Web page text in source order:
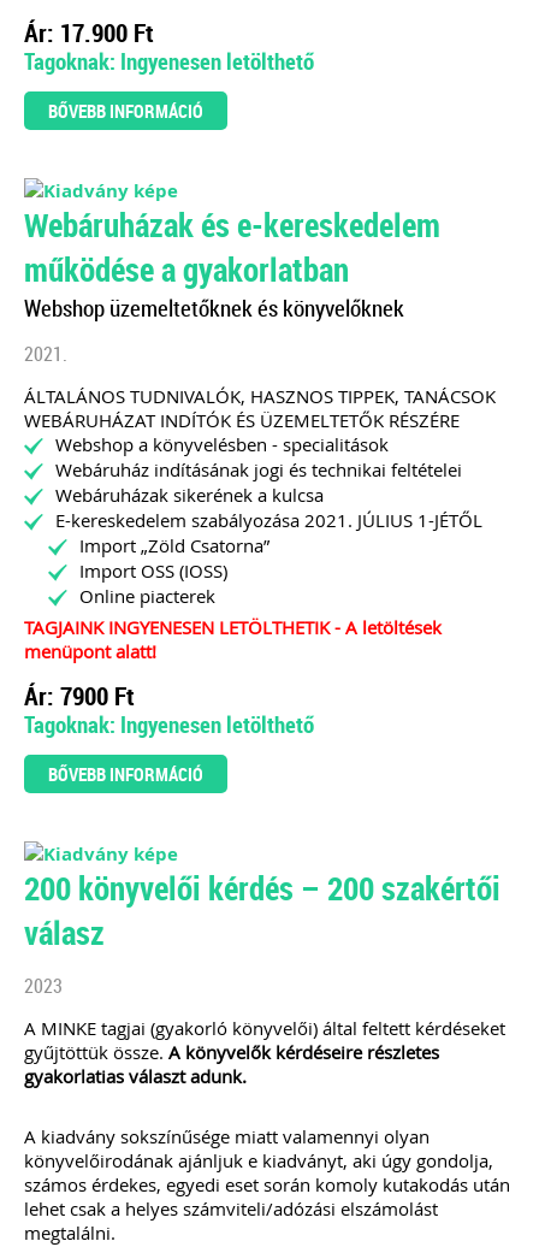
Ár: 17.900 Ft
Tagoknak: Ingyenesen letölthető
BŐVEBB INFORMÁCIÓ
Webáruházak és e-kereskedelem
működése a gyakorlatban
Webshop üzemeltetőknek és könyvelőknek
2021.
ÁLTALÁNOS TUDNIVALÓK, HASZNOS TIPPEK, TANÁCSOK
WEBÁRUHÁZAT INDÍTÓK ÉS ÜZEMELTETŐK RÉSZÉRE
Webshop a könyvelésben - specialitások
Webáruház indításának jogi és technikai feltételei
Webáruházak sikerének a kulcsa
E-kereskedelem szabályozása 2021. JÚLIUS 1-JÉTŐL
Import „Zöld Csatorna”
Import OSS (IOSS)
Online piacterek
TAGJAINK INGYENESEN LETÖLTHETIK - A letöltések
menüpont alatt!
Ár: 7900 Ft
Tagoknak: Ingyenesen letölthető
BŐVEBB INFORMÁCIÓ
200 könyvelői kérdés – 200 szakértői
válasz
2023
A MINKE tagjai (gyakorló könyvelői) által feltett kérdéseket
gyűjtöttük össze. A könyvelők kérdéseire részletes
gyakorlatias választ adunk.
A kiadvány sokszínűsége miatt valamennyi olyan
könyvelőirodának ajánljuk e kiadványt, aki úgy gondolja,
számos érdekes, egyedi eset során komoly kutakodás után
lehet csak a helyes számviteli/adózási elszámolást
megtalálni.